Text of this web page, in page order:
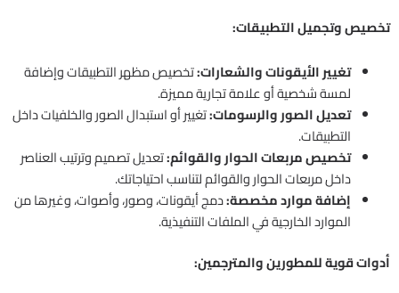
تخصيص وتجميل التطبيقات:
تغيير الأيقونات والشعارات:تخصيص مظهر التطبيقات وإضافة
لمسة شخصية أو علامة تجارية مميزة.
تعديل الصور والرسومات:تغيير أو استبدال الصور والخلفيات داخل
التطبيقات.
تخصيص مربعات الحوار والقوائم:تعديل تصميم وترتيب العناصر
داخل مربعات الحوار والقوائم لتناسب احتياجاتك.
إضافة موارد مخصصة:دمج أيقونات، وصور، وأصوات، وغيرها من
الموارد الخارجية في الملفات التنفيذية.
أدوات قوية للمطورين والمترجمين: